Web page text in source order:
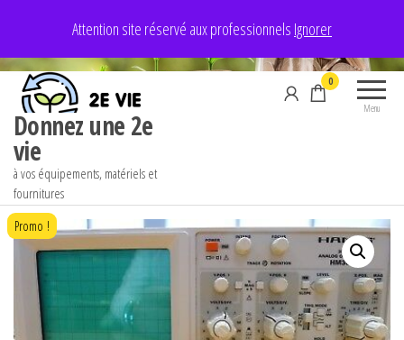
contenu
Attention site réservé aux professionnels Ignorer
Donnez une 2e
vie
à vos équipements, matériels et
fournitures
Menu
0
Promo !